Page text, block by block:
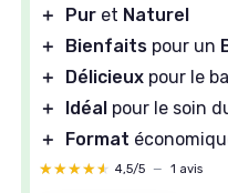
＋ Pur et Naturel
＋
Bienfaits pour un
＋
Délicieux pour le
＋
Idéal pour le soin
＋
Format
★★★★★
★★★★★ 4,5/5 — 1 avis